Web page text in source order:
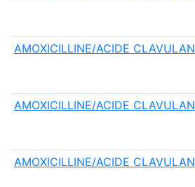
AMOXICILLINE/ACIDE
AMOXICILLINE/ACIDE
AMOXICILLINE/ACIDE